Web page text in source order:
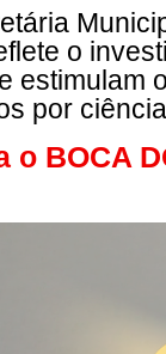
o
estimulam
por
o BOCA